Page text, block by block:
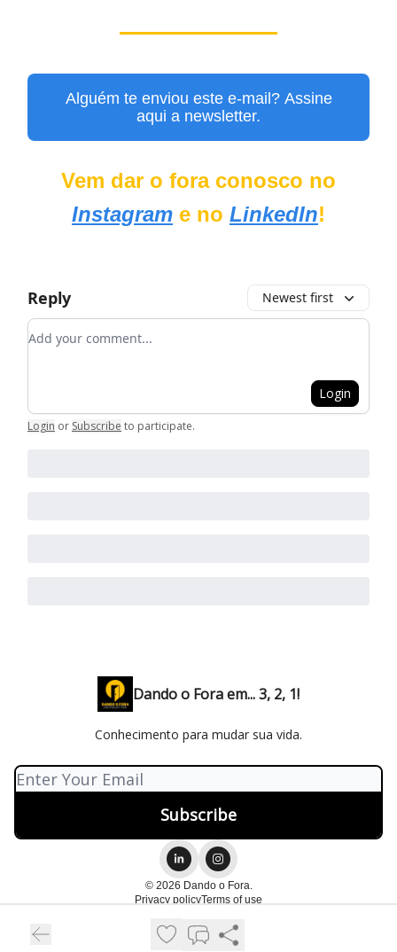
Alguém te enviou este e-mail? Assine
aqui a newsletter.
Vem dar o fora conosco no
Instagram e no LinkedIn!
Reply Newest first
Add your comment
Login
Login or Subscribe to participate.
Dando o Fora em... 3, 2, 1!
Conhecimento para mudar sua vida.
© 2026 Dando o Fora.
Privacy policyTerms of use
Powered by beehiiv